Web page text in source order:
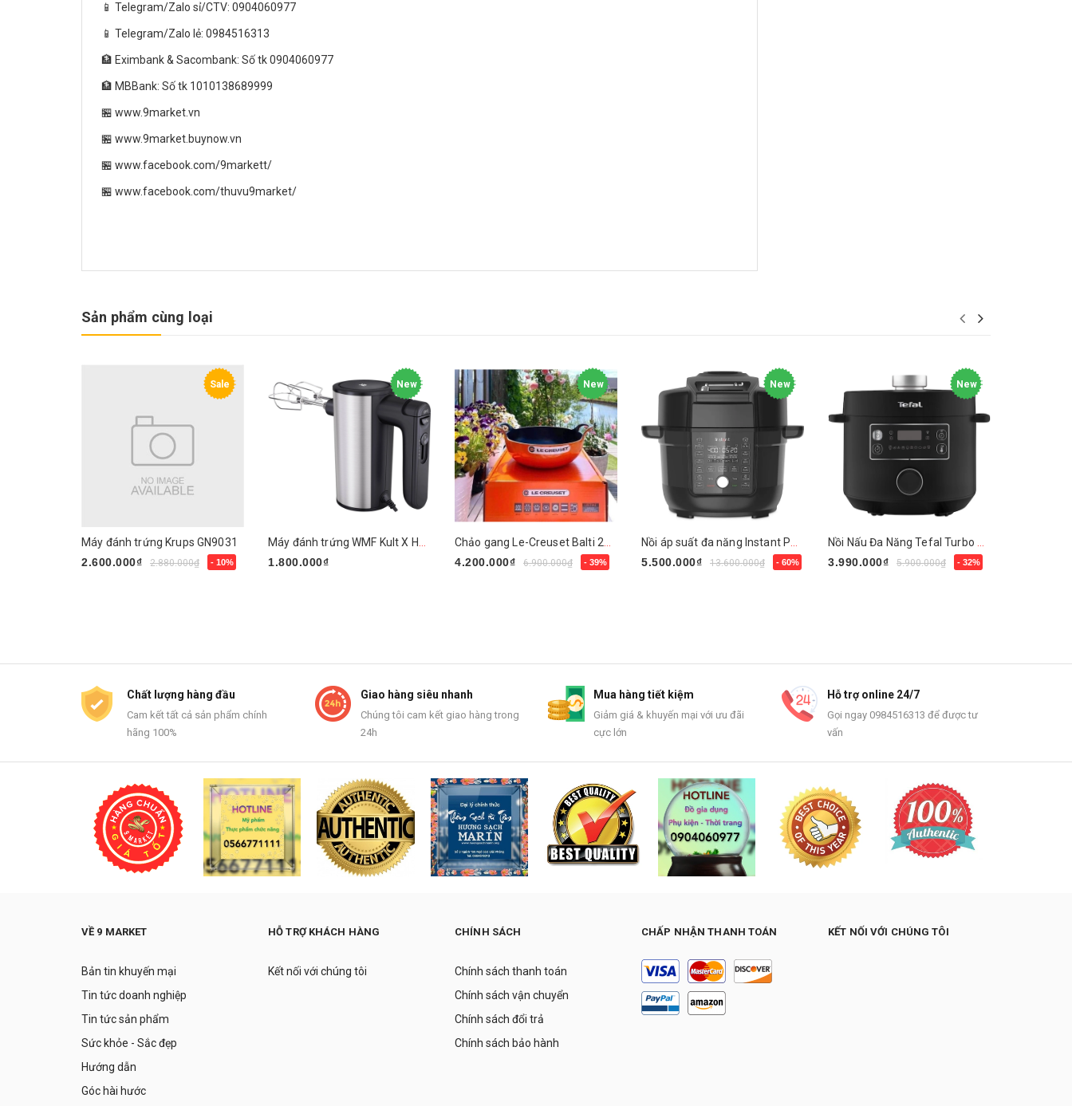
📱 Telegram/Zalo sỉ/CTV: 0904060977
📱 Telegram/Zalo lẻ: 0984516313
🏦 Eximbank & Sacombank: Số tk 0904060977
🏦 MBBank: Số tk 1010138689999
🏪 www.9market.vn
🏪 www.9market.buynow.vn
🏪 www.facebook.com/9markett/
🏪 www.facebook.com/thuvu9market/
Sản phẩm cùng loại
Sale
Máy đánh trứng Krups GN9031
2.600.000₫
2.880.000₫ - 10%
New
1.800.000₫
New
4.200.000₫
6.900.000₫ - 39%
New
5.500.000₫
13.600.000₫ - 60%
New
3.990.000₫
5.900.000₫ - 32%
Chất lượng hàng đầu
Cam kết tất cả sản phẩm chính
hãng 100%
Giao hàng siêu nhanh
Chúng tôi cam kết giao hàng trong
24h
Mua hàng tiết kiệm
Giảm giá & khuyến mại với ưu đãi
cực lớn
Hỗ trợ online 24/7
Gọi ngay 0984516313 để được tư
vấn
VỀ 9 MARKET
Bản tin khuyến mại
Tin tức doanh nghiệp
Tin tức sản phẩm
Sức khỏe - Sắc đẹp
Hướng dẫn
Góc hài hước
HỖ TRỢ KHÁCH HÀNG
Kết nối với chúng tôi
CHÍNH SÁCH
Chính sách thanh toán
Chính sách vận chuyển
Chính sách đổi trả
Chính sách bảo hành
CHẤP NHẬN THANH TOÁN KẾT NỐI VỚI CHÚNG TÔI